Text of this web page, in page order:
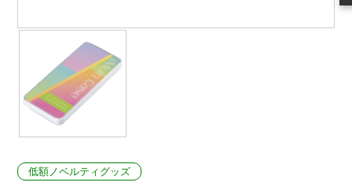
低額ノベルティグッズ